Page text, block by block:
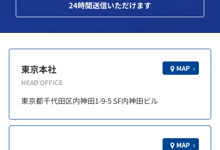
24時間送信いただけます
東京本社
HEAD OFFICE
MAP
東京都千代田区内神田1-9-5 SF内神田ビル
MAP